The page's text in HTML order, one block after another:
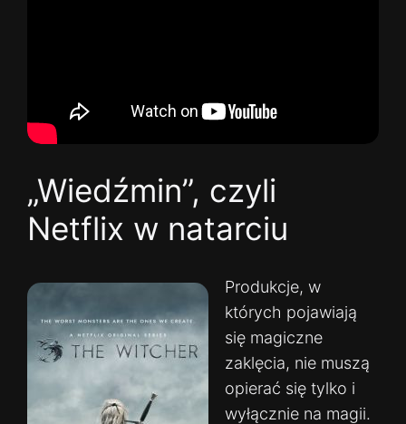
„Wiedźmin”, czyli
Netflix w natarciu
Produkcje, w
których pojawiają
się magiczne
zaklęcia, nie muszą
opierać się tylko i
wyłącznie na magii.